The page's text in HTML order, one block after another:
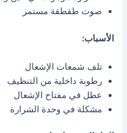
صوت طقطقة مستمر
الأسباب:
تلف شمعات الإشعال
رطوبة داخلية من التنظيف
عطل في مفتاح الإشعال
مشكلة في وحدة الشرارة